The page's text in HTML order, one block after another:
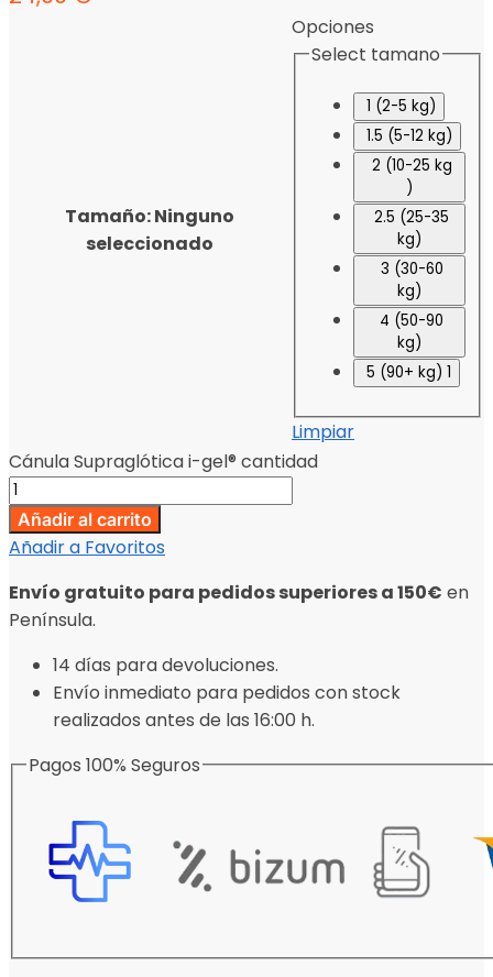
Tamaño:Ninguno
seleccionado
Opciones
Select tamano
1 (2-5 kg)
1.5 (5-12 kg)
2 (10-25 kg
)
2.5 (25-35
kg)
3 (30-60
kg)
4 (50-90
kg)
5 (90+ kg) 1
Limpiar
Cánula Supraglótica i-gel® cantidad
Añadir al carrito
Añadir a Favoritos
Envío gratuito para pedidos superiores a 150€ en
Península.
14 días para devoluciones.
Envío inmediato para pedidos con stock
realizados antes de las 16:00 h.
Pagos 100% Seguros